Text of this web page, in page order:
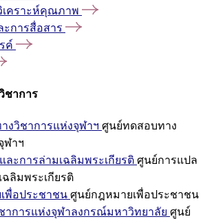
เคราะห์คุณภาพ
ะการสื่อสาร
ค์
ชาการ
งวิชาการแห่งจุฬาฯ ศูนย์ทดสอบทาง
ฬาฯ
ละการล่ามเฉลิมพระเกียรติ ศูนย์การแปล
ฉลิมพระเกียรติ
พื่อประชาชน ศูนย์กฎหมายเพื่อประชาชน
าการแห่งจุฬาลงกรณ์มหาวิทยาลัย ศูนย์